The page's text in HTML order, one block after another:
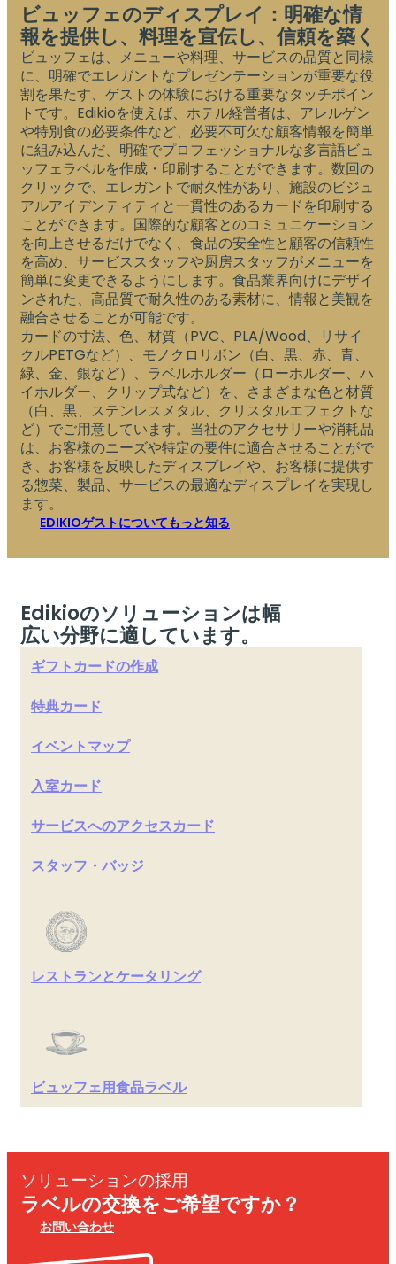
ビュッフェのディスプレイ：明確な情
報を提供し、料理を宣伝し、信頼を築く
ビュッフェは、メニューや料理、サービスの品質と同様
に、明確でエレガントなプレゼンテーションが重要な役
割を果たす、ゲストの体験における重要なタッチポイン
トです。Edikioを使えば、ホテル経営者は、アレルゲン
や特別食の必要条件など、必要不可欠な顧客情報を簡単
に組み込んだ、明確でプロフェッショナルな多言語ビュ
ッフェラベルを作成・印刷することができます。数回の
クリックで、エレガントで耐久性があり、施設のビジュ
アルアイデンティティと一貫性のあるカードを印刷する
ことができます。国際的な顧客とのコミュニケーション
を向上させるだけでなく、食品の安全性と顧客の信頼性
を高め、サービススタッフや厨房スタッフがメニューを
簡単に変更できるようにします。食品業界向けにデザイ
ンされた、高品質で耐久性のある素材に、情報と美観を
融合させることが可能です。
カードの寸法、色、材質（PVC、PLA/Wood、リサイ
クルPETGなど）、モノクロリボン（白、黒、赤、青、
緑、金、銀など）、ラベルホルダー（ローホルダー、ハ
イホルダー、クリップ式など）を、さまざまな色と材質
（白、黒、ステンレスメタル、クリスタルエフェクトな
ど）でご用意しています。当社のアクセサリーや消耗品
は、お客様のニーズや特定の要件に適合させることがで
き、お客様を反映したディスプレイや、お客様に提供す
る惣菜、製品、サービスの最適なディスプレイを実現し
ます。
EDIKIOゲストについてもっと知る
Edikioのソリューションは幅
広い分野に適しています。
ギフトカードの作成
特典カード
イベントマップ
入室カード
サービスへのアクセスカード
スタッフ・バッジ
レストランとケータリング
ビュッフェ用食品ラベル
ソリューションの採用
ラベルの交換をご希望ですか？
お問い合わせ